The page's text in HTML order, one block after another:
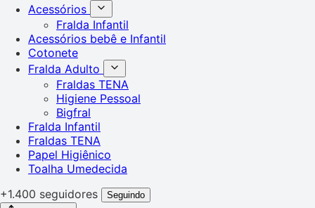
Acessórios
Fralda Infantil
Acessórios bebê e Infantil
Cotonete
Fralda Adulto
Fraldas TENA
Higiene Pessoal
Bigfral
Fralda Infantil
Fraldas TENA
Papel Higiênico
Toalha Umedecida
+1.400 seguidores
Seguindo